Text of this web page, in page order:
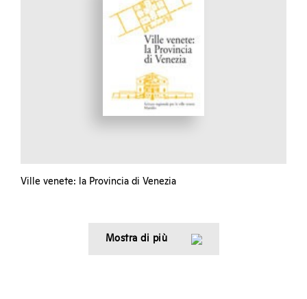
Ville venete: la Provincia di Venezia
Mostra di più